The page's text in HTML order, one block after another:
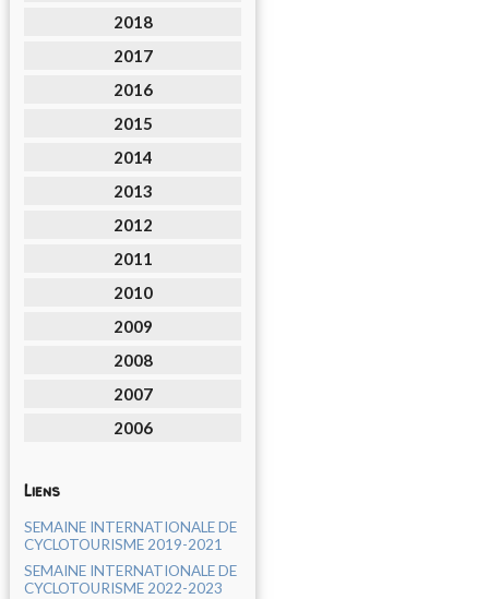
2018
2017
2016
2015
2014
2013
2012
2011
2010
2009
2008
2007
2006
Liens
SEMAINE INTERNATIONALE DE
CYCLOTOURISME 2019-2021
SEMAINE INTERNATIONALE DE
CYCLOTOURISME 2022-2023